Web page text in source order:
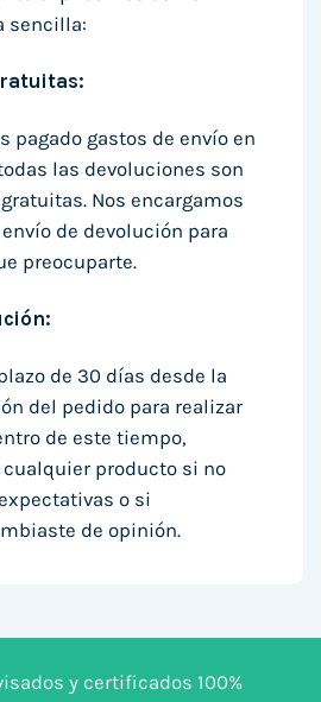
sencilla:
pagado gastos de envío en
las devoluciones son
Nos encargamos
de devolución para
preocuparte.
de 30 días desde la
del pedido para realizar
de este tiempo,
cualquier producto si no
o si
de opinión.
y certificados 100%